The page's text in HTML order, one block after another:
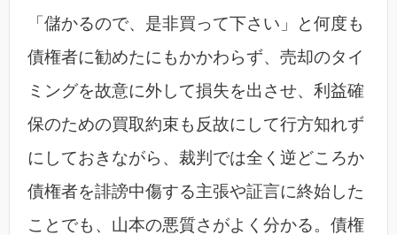
「儲かるので、是非買って下さい」と何度も
債権者に勧めたにもかかわらず、売却のタイ
ミングを故意に外して損失を出させ、利益確
保のための買取約束も反故にして行方知れず
にしておきながら、裁判では全く逆どころか
債権者を誹謗中傷する主張や証言に終始した
ことでも、山本の悪質さがよく分かる。債権